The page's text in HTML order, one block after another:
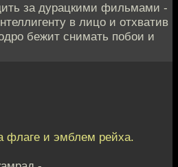
за дурацкими фильмами -
в лицо и отхватив
бежит снимать побои и
флаге и эмблем рейха.